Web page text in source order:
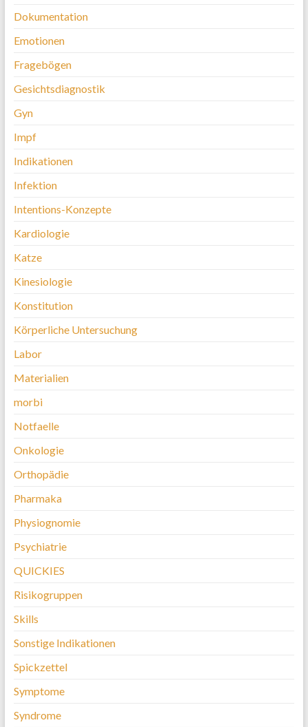
Dokumentation
Emotionen
Fragebögen
Gesichtsdiagnostik
Gyn
Impf
Indikationen
Infektion
Intentions-Konzepte
Kardiologie
Katze
Kinesiologie
Konstitution
Körperliche Untersuchung
Labor
Materialien
morbi
Notfaelle
Onkologie
Orthopädie
Pharmaka
Physiognomie
Psychiatrie
QUICKIES
Risikogruppen
Skills
Sonstige Indikationen
Spickzettel
Symptome
Syndrome